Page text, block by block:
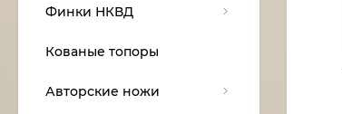
Финки НКВД
Кованые топоры
Авторские ножи